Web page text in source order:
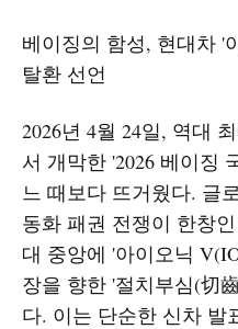
베이징의 함성, 현대차 '
탈환 선언
2026년 4월 24일, 역대
서 개막한 '2026 베이징
느 때보다 뜨거웠다. 글
동화 패권 전쟁이 한창
대 중앙에 '아이오닉
장을 향한 '절치부심(切
다. 이는 단순한 신차 발